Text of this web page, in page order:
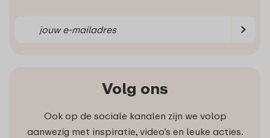
Volg ons
Ook op de sociale kanalen zijn we volop
aanwezig met inspiratie, video’s en leuke acties.